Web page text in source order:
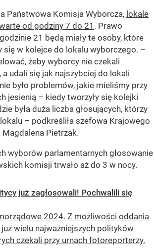
Państwowa Komisja Wyborcza, lokale
od godziny 7 do 21 . Prawo
21 będą miały te osoby, które
się w kolejce do lokalu wyborczego. –
żeby wyborcy nie czekali
a udali się jak najszybciej do lokali
było problemów, jakie mieliśmy przy
jesienią – kiedy tworzyły się kolejki
była duża liczba głosujących, którzy
– podkreśliła szefowa Krajowego
Pietrzak.
wyborów parlamentarnych głosowanie
komisji trwało aż do 3 w nocy.
już zagłosowali! Pochwalili się
2024. Z możliwości oddania
już wielu najważniejszych polityków
czekali przy urnach fotoreporterzy.